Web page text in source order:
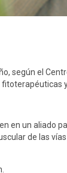
según el
en un aliado
de las